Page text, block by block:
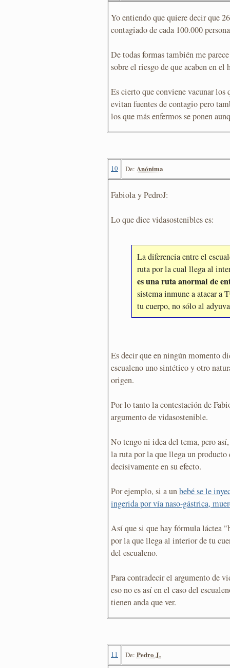
Yo entiendo que quiere decir que
contagiado de cada 100.000
De todas formas también me
sobre el riesgo de que acaben en el
Es cierto que conviene vacunar los
evitan fuentes de contagio pero
los que más enfermos se ponen
10 De: Anónima
Fabiola y PedroJ:
Lo que dice vidasostenibles es:
La diferencia entre el
ruta por la cual llega al
es una ruta anormal de
sistema inmune a atacar a
tu cuerpo, no sólo al
Es decir que en ningún momento
escualeno uno sintético y otro
origen.
Por lo tanto la contestación de
argumento de vidasostenible.
No tengo ni idea del tema, pero
la ruta por la que llega un
decisivamente en su efecto.
Por ejemplo, si a unbebé se le
ingerida por vía naso-gástrica,
Así que si que hay fórmula láctea
por la que llega al interior de tu
del escualeno.
Para contradecir el argumento de
eso no es así en el caso del
tienen anda que ver.
11 De: Pedro J.